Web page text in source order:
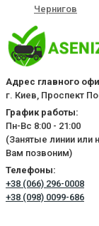
Чернигов
Адрес главного
г. Киев, Проспект
График работы:
Пн-Вс 8:00 - 21:00
(Занятые линии или
Вам позвоним)
Телефоны:
+38 (066) 296-0008
+38 (098) 0099-686